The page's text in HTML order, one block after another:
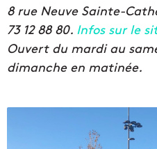
8 rue Neuve Sainte-
73 12 88 80. Infos sur le
Ouvert du mardi au
dimanche en matinée.